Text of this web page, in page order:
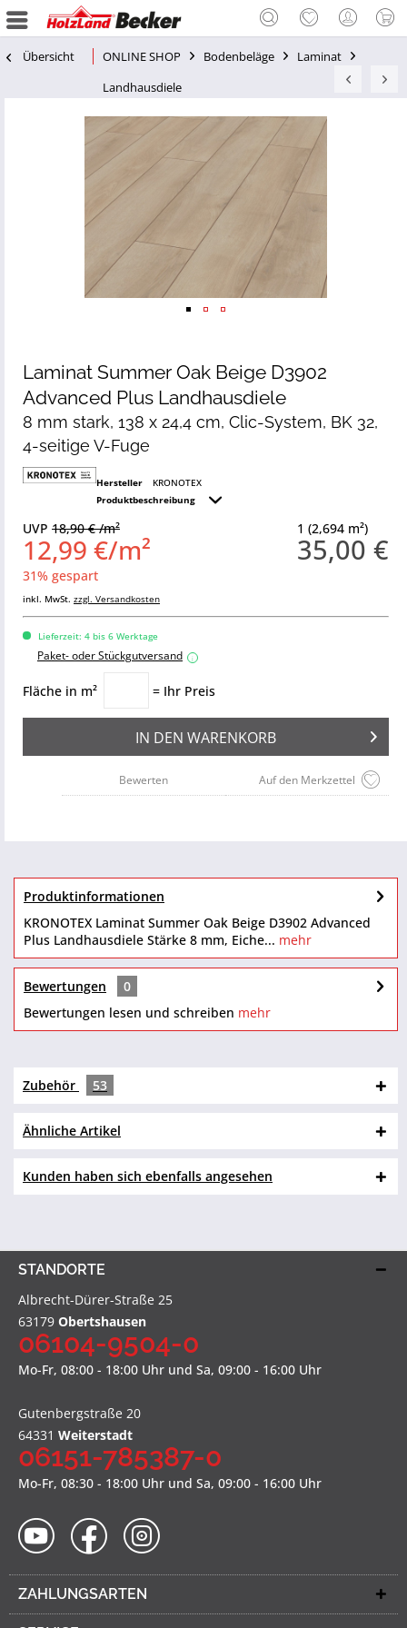
Übersicht ONLINE SHOP Bodenbeläge
Laminat
Landhausdiele
Laminat Summer Oak Beige D3902
Advanced Plus Landhausdiele
8 mm stark, 138 x 24,4 cm, Clic-System, BK 32,
4-seitige V-Fuge
Hersteller
KRONOTEX
Produktbeschreibung
1 (2,694 m²)
35,00 €
UVP 18,90 € /m²
12,99 €/m²
31% gespart
inkl. MwSt. zzgl. Versandkosten
Lieferzeit: 4 bis 6 Werktage
Paket- oder Stückgutversand i
Fläche in m² = Ihr Preis
IN DEN WARENKORB
Auf den Merkzettel
Bewerten
Produktinformationen
KRONOTEX Laminat Summer Oak Beige D3902 Advanced
Plus Landhausdiele Stärke 8 mm, Eiche... mehr
Bewertungen
0
Bewertungen lesen und schreiben mehr
Zubehör 53
Ähnliche Artikel
Kunden haben sich ebenfalls angesehen
STANDORTE
Albrecht-Dürer-Straße 25
63179 Obertshausen
06104-9504-0
Mo-Fr, 08:00 - 18:00 Uhr und Sa, 09:00 - 16:00 Uhr
Gutenbergstraße 20
64331 Weiterstadt
06151-785387-0
Mo-Fr, 08:30 - 18:00 Uhr und Sa, 09:00 - 16:00 Uhr
ZAHLUNGSARTEN